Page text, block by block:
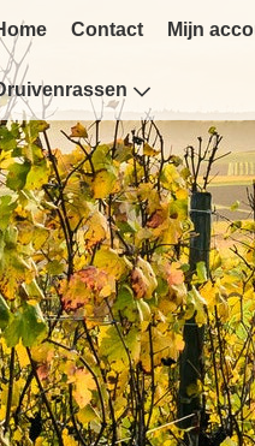
Contact Mijn